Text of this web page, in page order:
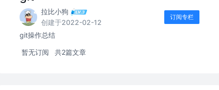
拉比小狗
创建于2022-02-12
订阅专栏
git操作总结
暂无订阅 共2篇文章